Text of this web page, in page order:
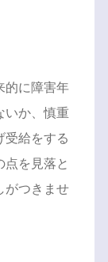
的に障害年
いか、慎重
受給をする
点を見落と
がつきませ